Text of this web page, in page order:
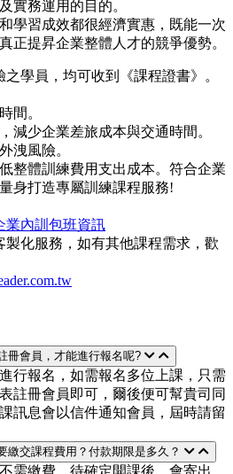
實務運用的目的。
學習成效都很經濟實惠，既能一次
正提昇企業整體人才的競爭優勢。
學員，均可收到《課程證書》。
間。
減少企業差旅成本與交通時間。
洩風險。
整體訓練費用支出成本。符合企業
身打造專屬訓練課程服務!
業內訓包班資訊
製化服務，如有其他課程需求，歡
冊會員，才能進行報名呢?
行報名，如需報名多位上課，只需
註冊會員即可，爾後便可幫貴司同
訊息會以信件通知會員，屆時請留
繳交課程費用？付款期限是多久？
需繳費，待確定開課後，會寄出